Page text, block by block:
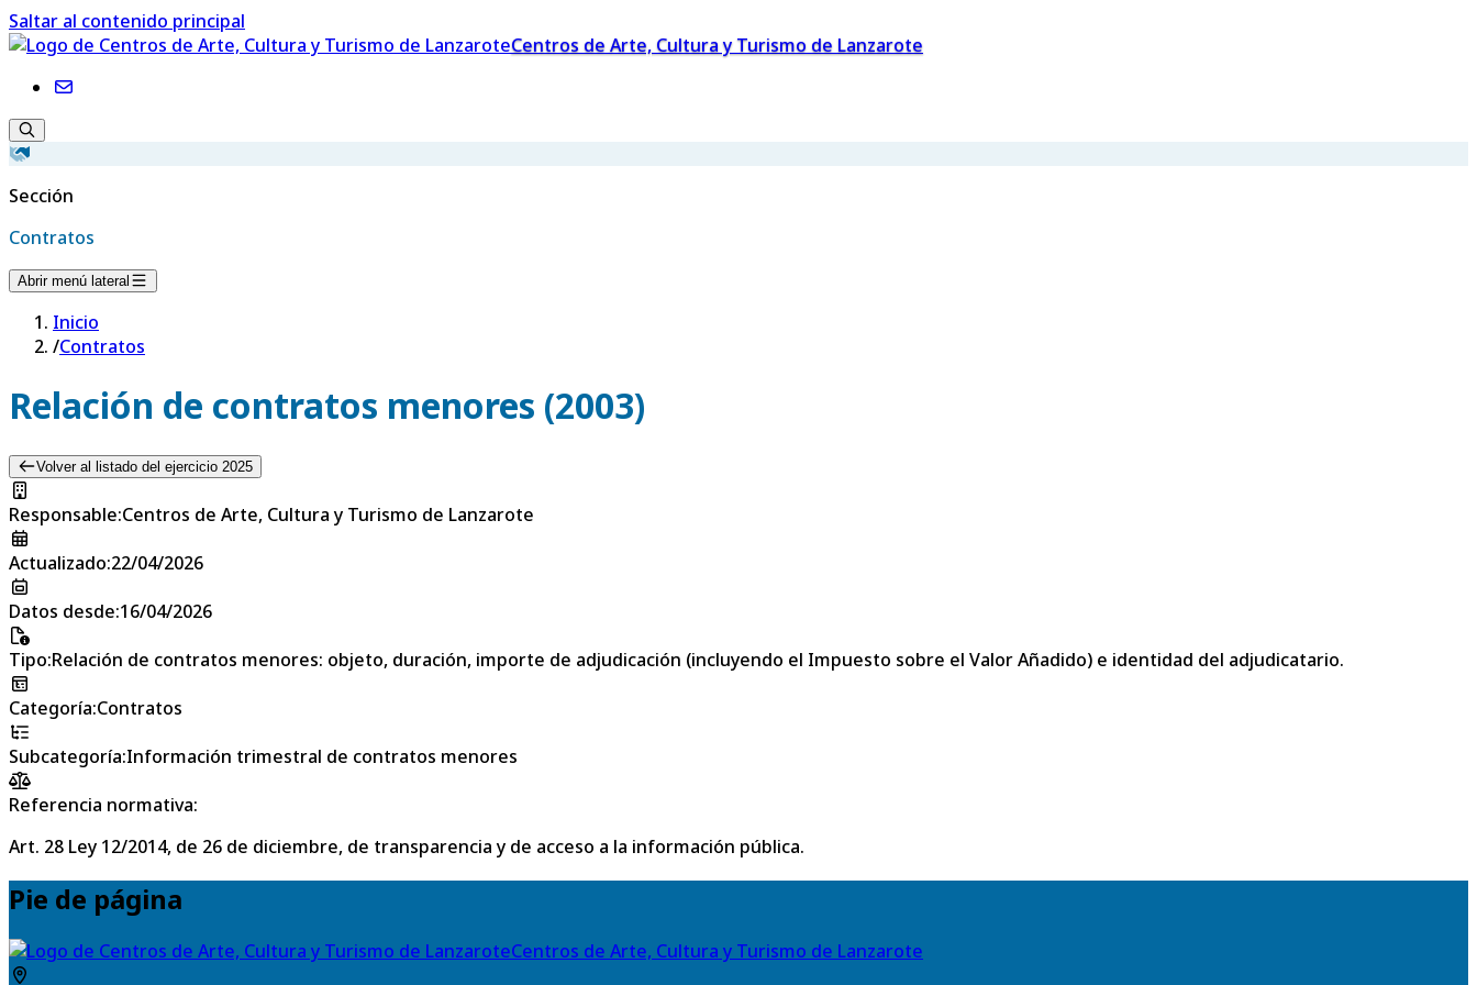
Saltar al contenido principal
Centros de Arte, Cultura y Turismo de Lanzarote
Sección
Contratos
Abrir menú lateral
Inicio
/Contratos
Relación de contratos menores (2003)
Volver al listado del ejercicio 2025
Responsable:Centros de Arte, Cultura y Turismo de Lanzarote
Actualizado:22/04/2026
Datos desde:16/04/2026
Tipo:Relación de contratos menores: objeto, duración, importe de adjudicación (incluyendo el Impuesto sobre el Valor Añadido) e identidad del adjudicatario.
Categoría:Contratos
Subcategoría:Información trimestral de contratos menores
Referencia normativa:
Art. 28 Ley 12/2014, de 26 de diciembre, de transparencia y de acceso a la información pública.
Pie de página
Centros de Arte, Cultura y Turismo de Lanzarote